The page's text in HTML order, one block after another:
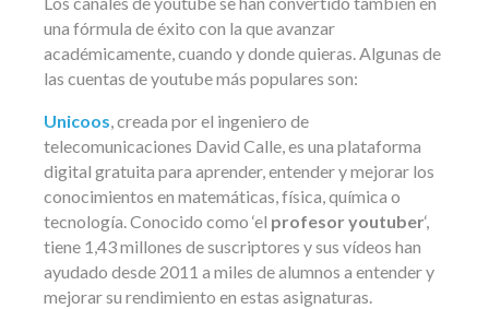
una fórmula de éxito con la que avanzar
académicamente, cuando y donde quieras. Algunas de
las cuentas de youtube más populares son:
Unicoos, creada por el ingeniero de
telecomunicaciones David Calle, es una plataforma
digital gratuita para aprender, entender y mejorar los
conocimientos en matemáticas, física, química o
tecnología. Conocido como ‘el profesor youtuber‘,
tiene 1,43 millones de suscriptores y sus vídeos han
ayudado desde 2011 a miles de alumnos a entender y
mejorar su rendimiento en estas asignaturas.